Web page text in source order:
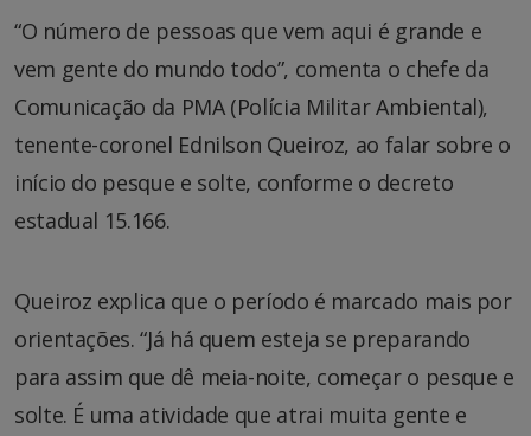
“O número de pessoas que vem aqui é grande e
vem gente do mundo todo”, comenta o chefe da
Comunicação da PMA (Polícia Militar Ambiental),
tenente-coronel Ednilson Queiroz, ao falar sobre o
início do pesque e solte, conforme o decreto
estadual 15.166.
Queiroz explica que o período é marcado mais por
orientações. “Já há quem esteja se preparando
para assim que dê meia-noite, começar o pesque e
solte. É uma atividade que atrai muita gente e